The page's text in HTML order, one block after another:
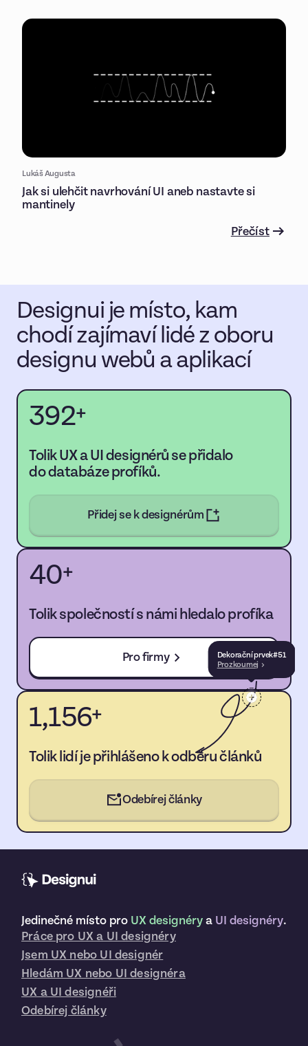
Lukáš Augusta
Jak si ulehčit navrhování UI aneb nastavte si
mantinely
Přečíst
Designui je místo, kam
chodí zajímaví lidé z oboru
designu webů a aplikací
392+
Tolik UX a UI designérů se přidalo
do databáze profíků.
Přidej se k designérům
40+
Tolik společností s námi hledalo profíka
Pro firmy
1,156+
Tolik lidí je přihlášeno k odběru článků
Odebírej články
Dekorační prvek#51
Prozkoumej
Jedinečné místo pro UX designérya UI designéry.
Práce pro UX a UI designéry
Jsem UX nebo UI designér
Hledám UX nebo UI designéra
UX a UI designéři
Odebírej články